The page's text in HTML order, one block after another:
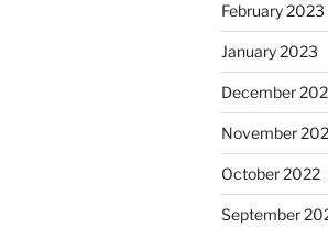
February 2023
January 2023
December
November
October 2022
September